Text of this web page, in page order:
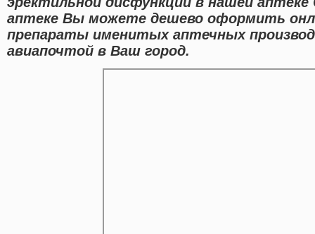
аптеке Вы можете дешево оформить
препараты именитых аптечных
авиапочтой в Ваш город.